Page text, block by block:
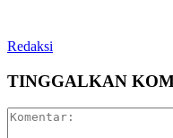
Redaksi
TINGGALKAN